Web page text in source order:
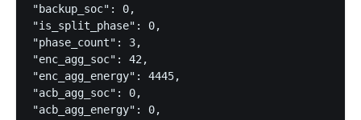
"backup_soc": 0,
"is_split_phase": 0,
"phase_count": 3,
"enc_agg_soc": 42,
"enc_agg_energy": 4445,
"acb_agg_soc": 0,
"acb_agg_energy": 0,